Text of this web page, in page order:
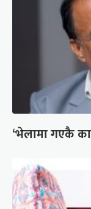
‘भेलामा गएकै